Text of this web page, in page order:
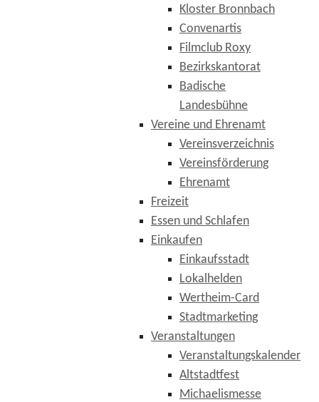
Kloster Bronnbach
Convenartis
Filmclub Roxy
Bezirkskantorat
Badische
Landesbühne
Vereine und Ehrenamt
Vereinsverzeichnis
Vereinsförderung
Ehrenamt
Freizeit
Essen und Schlafen
Einkaufen
Einkaufsstadt
Lokalhelden
Wertheim-Card
Stadtmarketing
Veranstaltungen
Veranstaltungskalender
Altstadtfest
Michaelismesse